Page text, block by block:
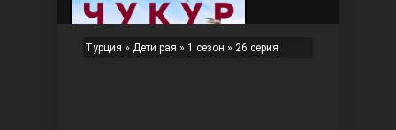
Турция » Дети рая » 1 сезон » 26 серия